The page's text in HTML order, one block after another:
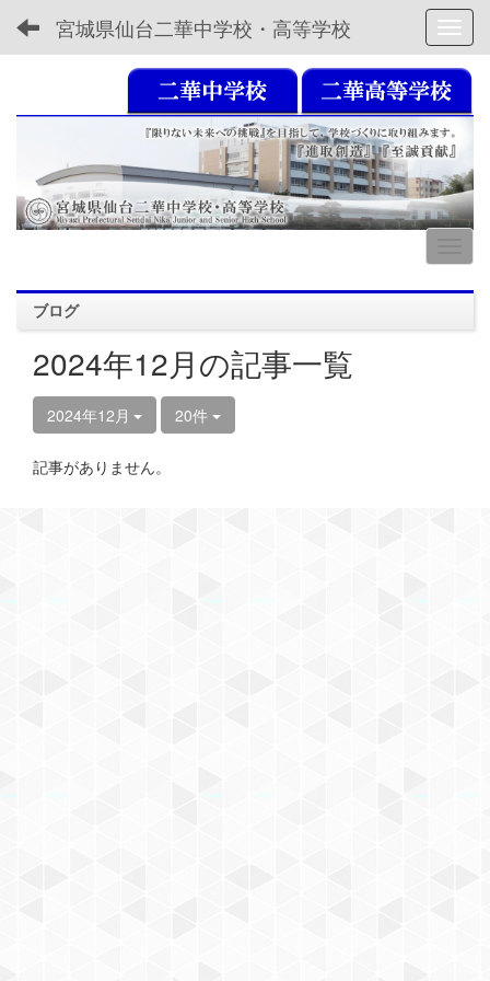
宮城県仙台二華中学校・高等学校
ブログ
2024年12月の記事一覧
2024年12月 20件
記事がありません。